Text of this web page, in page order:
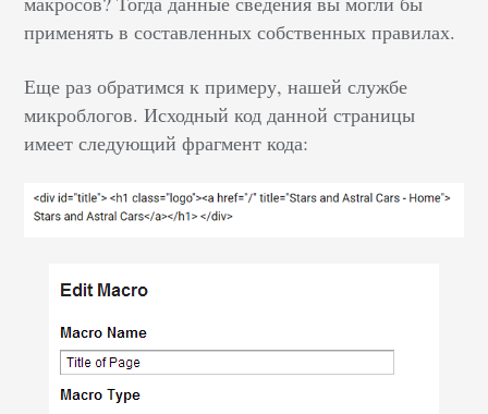
применять в составленных собственных правилах.
Еще раз обратимся к примеру, нашей службе
микроблогов. Исходный код данной страницы
имеет следующий фрагмент кода: